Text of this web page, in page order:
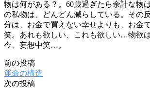
物は何がある？。60歳過ぎたら余計な物
の私物は、どんどん減らしている。その
分は、お金で買えない幸せよりも、お金
笑。あれも欲しい、これも欲しい…物欲
今、妄想中笑…。
投
稿
前の投稿
運命の構造
次の投稿